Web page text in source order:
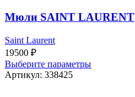
Мюли SAINT LAURENT
Saint Laurent
19500 ₽
Выберите параметры
Артикул: 338425